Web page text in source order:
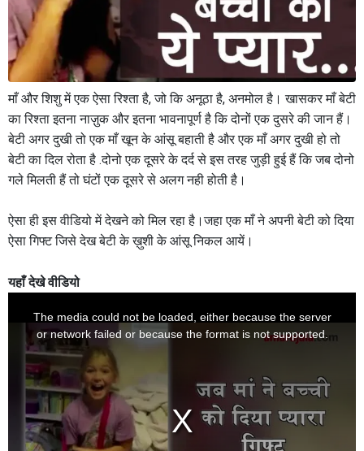
माँ और शिशु में एक ऐसा रिश्ता है, जो कि अनूठा है, अनमोल है। खासकर माँ बेटी
का रिश्ता इतना नाज़ुक और इतना भावनापूर्ण है कि दोनों एक दुसरे की जान हैं।
बेटी अगर दुखी तो एक माँ खून के आंसू बहाती है और एक माँ अगर दुखी हो तो
बेटी का दिल रोता है .दोनो एक दूसरे के दर्द से इस तरह जुड़ी हुई हैं कि जब दोनो
गले मिलती हैं तो घंटों एक दूसरे से अलग नही होती है।
ऐसा ही इस वीडियो में देखने को मिल रहा है।जहा एक माँ ने अपनी बेटी को दिया
ऐसा गिफ्ट जिसे देख बेटी के ख़ुशी के आंसू निकल आयें।
यहाँ देखे वीडियो